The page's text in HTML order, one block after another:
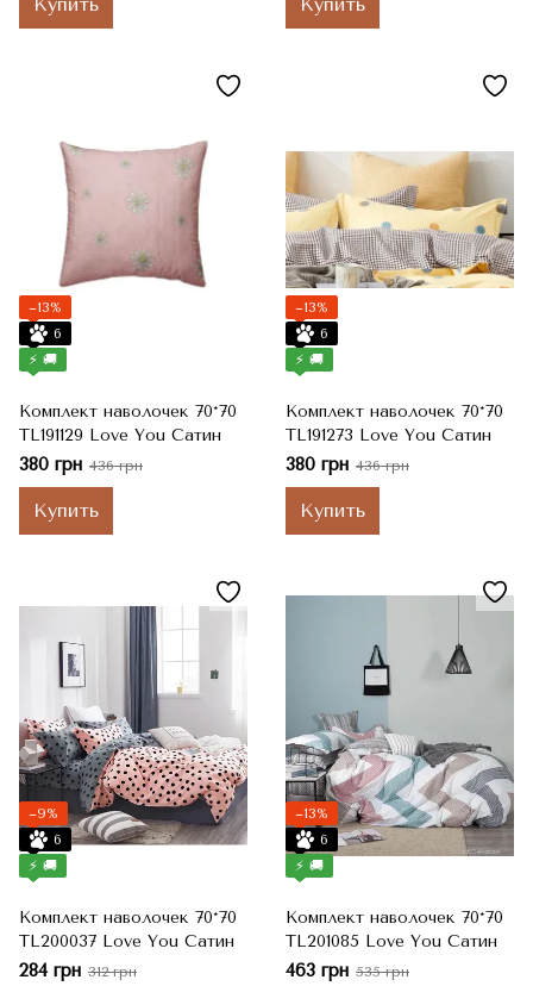
Купить Купить
−13%
6
⚡ 🚚
Комплект наволочек 70*70
TL191129 Love You Сатин
380 грн 436 грн
Купить
−13%
6
⚡ 🚚
Комплект наволочек 70*70
TL191273 Love You Сатин
380 грн 436 грн
Купить
−9%
6
⚡ 🚚
Комплект наволочек 70*70
TL200037 Love You Сатин
284 грн 312 грн
−13%
6
⚡ 🚚
Комплект наволочек 70*70
TL201085 Love You Сатин
463 грн 535 грн